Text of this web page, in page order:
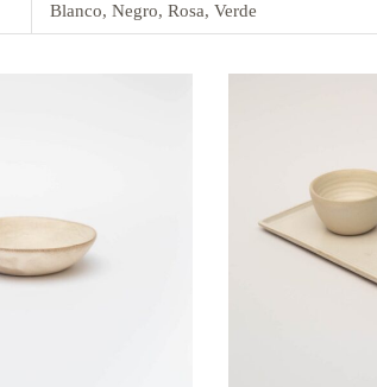
Blanco, Negro, Rosa, Verde